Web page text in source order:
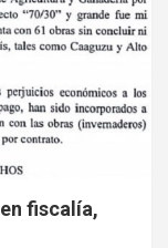
fiscalía,